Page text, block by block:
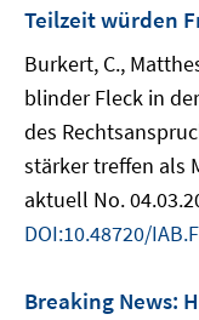
Teilzeit würden
Burkert, C.,
blinder Fleck in
des
stärker treffen als
aktuell No.
DOI:10.48720/
Breaking News: